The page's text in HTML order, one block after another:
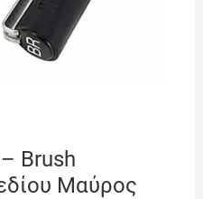
Brush
Μαύρος